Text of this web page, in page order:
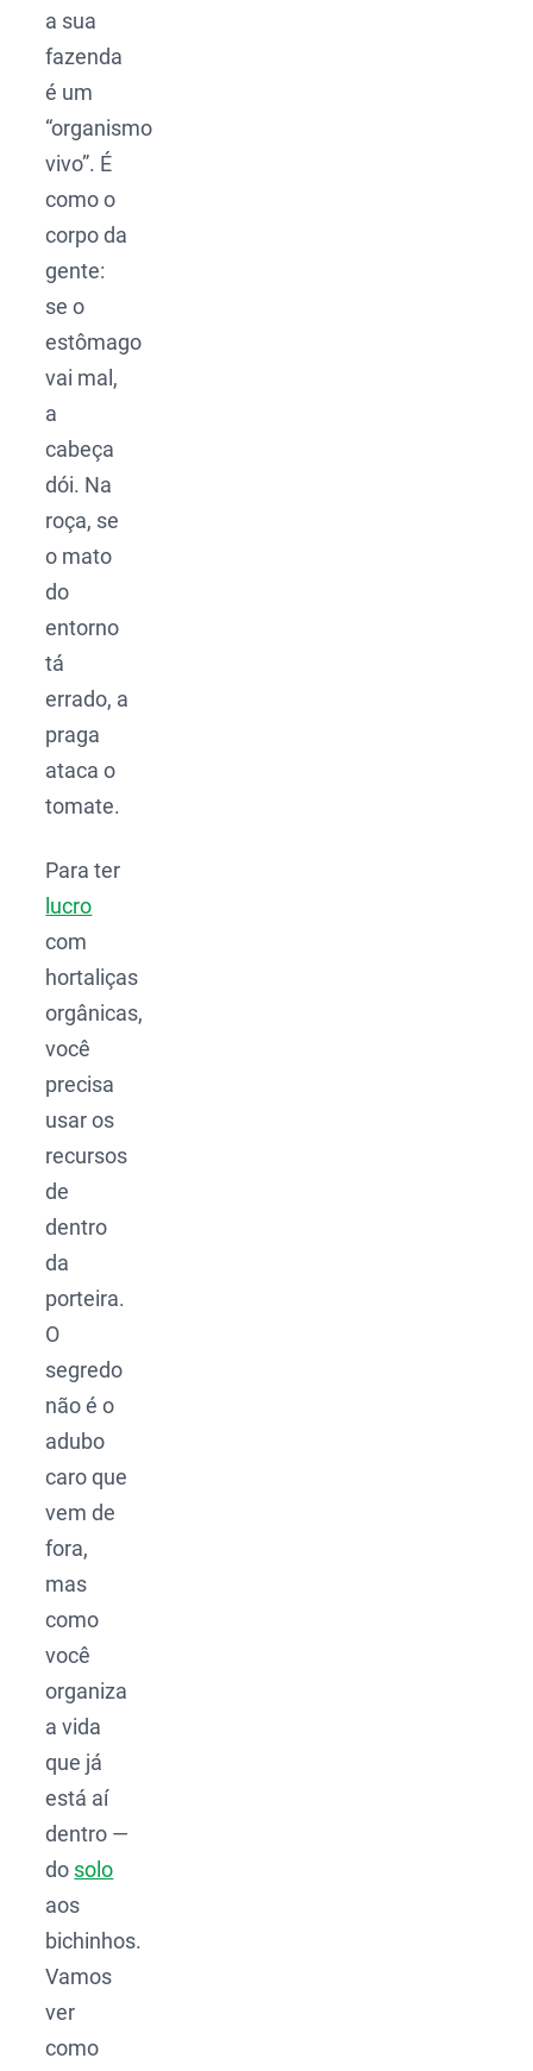
a sua
fazenda
é um
“organismo
vivo”. É
como o
corpo da
gente:
se o
estômago
vai mal,
a
cabeça
dói. Na
roça, se
o mato
do
entorno
tá
errado, a
praga
ataca o
tomate.
Para ter
lucro
com
hortaliças
orgânicas,
você
precisa
usar os
recursos
de
dentro
da
porteira.
O
segredo
não é o
adubo
caro que
vem de
fora,
mas
como
você
organiza
a vida
que já
está aí
dentro —
do solo
aos
bichinhos.
Vamos
ver
como